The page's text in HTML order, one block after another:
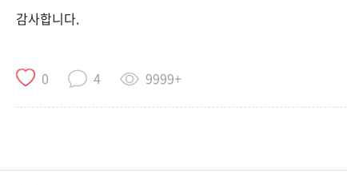
감사합니다.
0 4 9999+